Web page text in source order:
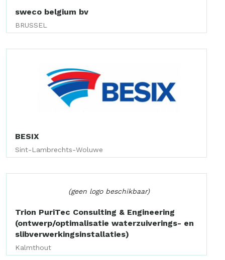
sweco belgium bv
BRUSSEL
BESIX
Sint-Lambrechts-Woluwe
(geen logo beschikbaar)
Trion PuriTec Consulting & Engineering
(ontwerp/optimalisatie waterzuiverings- en
slibverwerkingsinstallaties)
Kalmthout